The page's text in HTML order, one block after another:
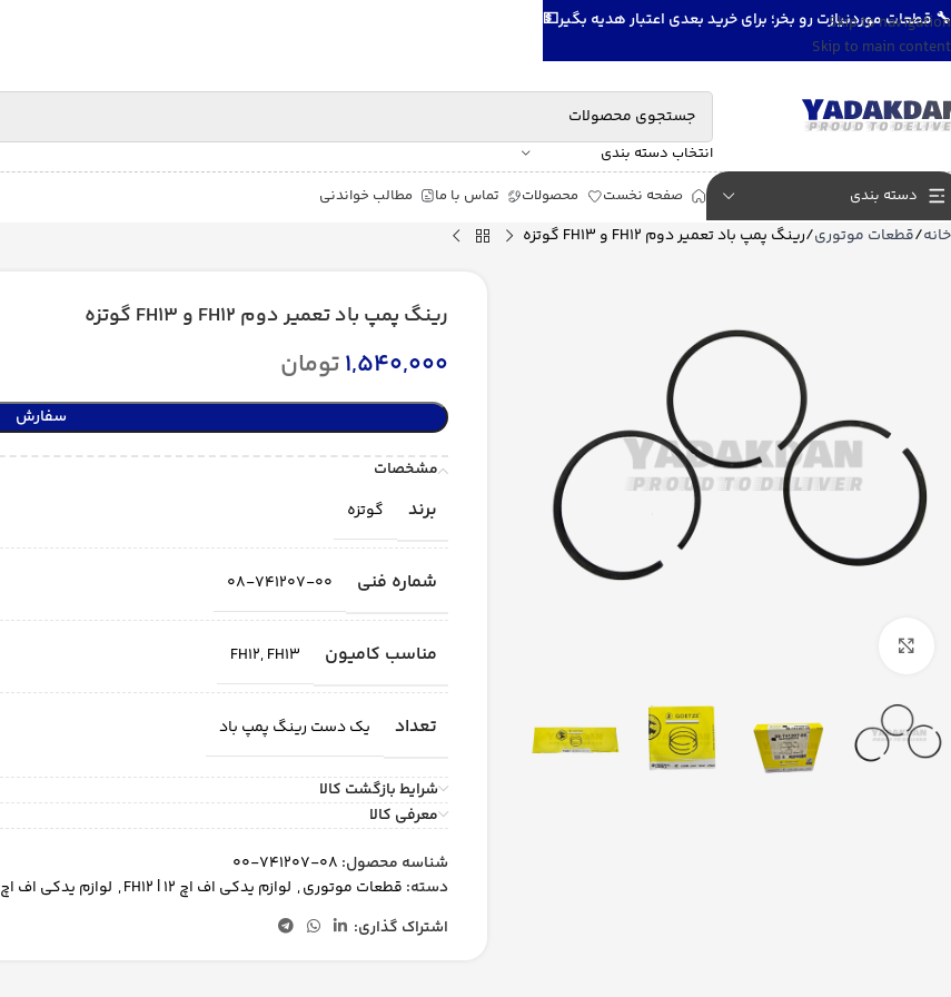
Skip to navigation
Skip to main content
انتخاب دسته بندی
دسته بندی صفحه نخست محصولات تماس با ما مطالب خواندنی
خانه قطعات موتوری رینگ پمپ باد تعمیر دوم FH12 و FH13 گوتزه
رینگ پمپ باد تعمیر دوم FH12 و FH13 گوتزه
1,540,000تومان
سفارش
مشخصات
برند گوتزه
شماره فنی 08-741207-00
مناسب کامیون FH12,FH13
تعداد یک دست رینگ پمپ باد
شرایط بازگشت کالا
معرفی کالا
شناسه محصول: 08-741207-00
دسته: قطعات موتوری, لوازم یدکی اف اچ 12 | FH12 , لوازم یدکی اف اچ 13 | FH13
اشتراک گذاری:
🔧 قطعات موردنیازت رو بخر؛ برای خرید بعدی اعتبار هدیه بگیر💵